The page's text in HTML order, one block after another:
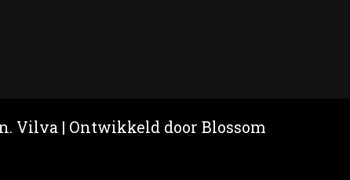
Vilva | Ontwikkeld door Blossom